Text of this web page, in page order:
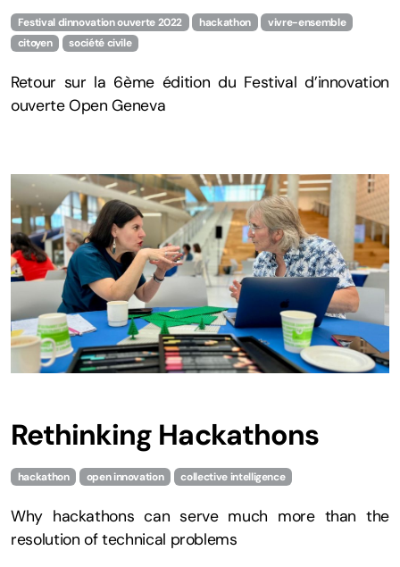
Festival dinnovation ouverte 2022 hackathon
vivre-ensemble
citoyen
société civile
Retour sur la 6ème édition du Festival d’innovation
ouverte Open Geneva
Rethinking Hackathons
hackathon open innovation collective intelligence
Why hackathons can serve much more than the
resolution of technical problems